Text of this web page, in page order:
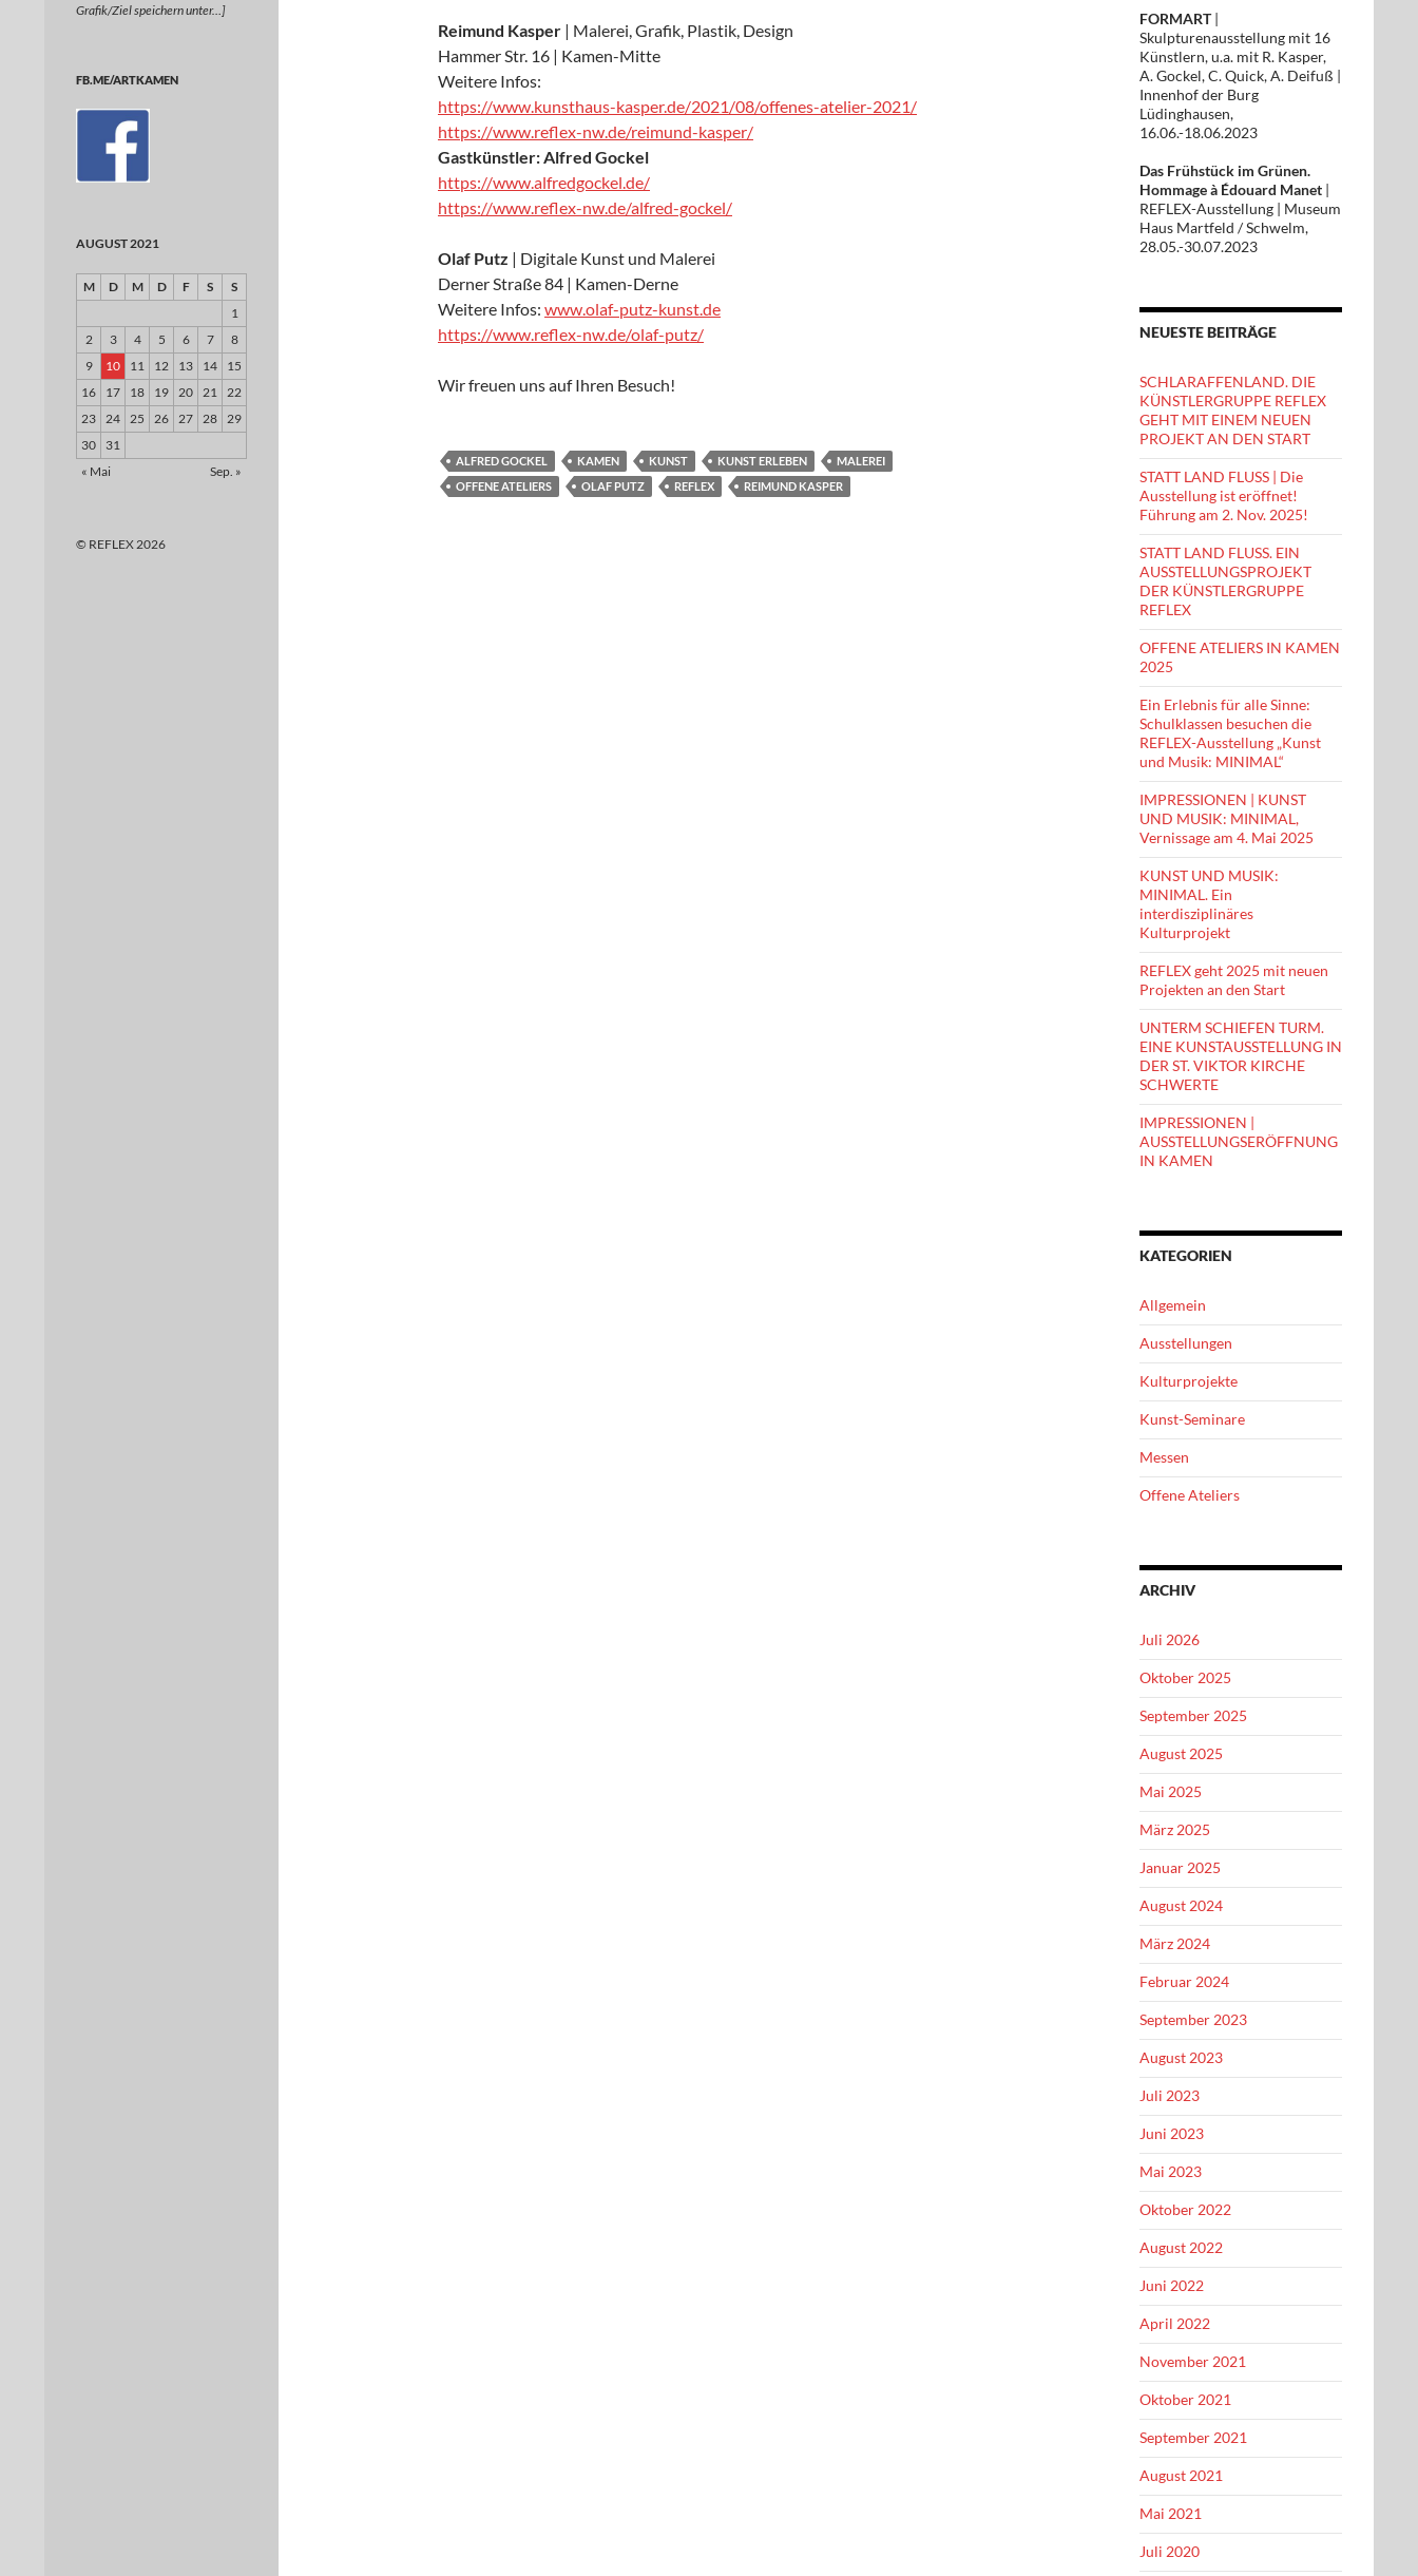
Reimund Kasper | Malerei, Grafik, Plastik, Design
Hammer Str. 16 | Kamen-Mitte
Weitere Infos:
https://www.kunsthaus-kasper.de/2021/08/offenes-atelier-2021/
https://www.reflex-nw.de/reimund-kasper/
Gastkünstler: Alfred Gockel
https://www.alfredgockel.de/
https://www.reflex-nw.de/alfred-gockel/
Olaf Putz | Digitale Kunst und Malerei
Derner Straße 84 | Kamen-Derne
Weitere Infos: www.olaf-putz-kunst.de
https://www.reflex-nw.de/olaf-putz/
Wir freuen uns auf Ihren Besuch!
ALFRED GOCKEL KAMEN KUNST KUNST ERLEBEN
MALEREI
OFFENE ATELIERS
OLAF PUTZ REFLEX REIMUND KASPER
FORMART|
Skulpturenausstellung mit 16
Künstlern, u.a. mit R. Kasper,
A. Gockel, C. Quick, A. Deifuß |
Innenhof der Burg
Lüdinghausen,
16.06.-18.06.2023
Das Frühstück im Grünen.
Hommage à Édouard Manet |
REFLEX-Ausstellung | Museum
Haus Martfeld / Schwelm,
28.05.-30.07.2023
NEUESTE BEITRÄGE
SCHLARAFFENLAND. DIE
KÜNSTLERGRUPPE REFLEX
GEHT MIT EINEM NEUEN
PROJEKT AN DEN START
STATT LAND FLUSS | Die
Ausstellung ist eröffnet!
Führung am 2. Nov. 2025!
STATT LAND FLUSS. EIN
AUSSTELLUNGSPROJEKT
DER KÜNSTLERGRUPPE
REFLEX
OFFENE ATELIERS IN KAMEN
2025
Ein Erlebnis für alle Sinne:
Schulklassen besuchen die
REFLEX-Ausstellung „Kunst
und Musik: MINIMAL“
IMPRESSIONEN | KUNST
UND MUSIK: MINIMAL,
Vernissage am 4. Mai 2025
KUNST UND MUSIK:
MINIMAL. Ein
interdisziplinäres
Kulturprojekt
REFLEX geht 2025 mit neuen
Projekten an den Start
UNTERM SCHIEFEN TURM.
EINE KUNSTAUSSTELLUNG IN
DER ST. VIKTOR KIRCHE
SCHWERTE
IMPRESSIONEN |
AUSSTELLUNGSERÖFFNUNG
IN KAMEN
KATEGORIEN
Allgemein
Ausstellungen
Kulturprojekte
Kunst-Seminare
Messen
Offene Ateliers
ARCHIV
Juli 2026
Oktober 2025
September 2025
August 2025
Mai 2025
März 2025
Januar 2025
August 2024
März 2024
Februar 2024
September 2023
August 2023
Juli 2023
Juni 2023
Mai 2023
Oktober 2022
August 2022
Juni 2022
April 2022
November 2021
Oktober 2021
September 2021
August 2021
Mai 2021
Juli 2020
Grafik/Ziel speichern unter…]
FB.ME/ARTKAMEN
AUGUST 2021
M D M D F S
S
1
2
3 4 5 6 7
8
9
10 11 12 13 14
15
16
17 18 19 20 21
22
23
24 25 26 27 28
29
30
31
« Mai
Sep. »
© REFLEX 2026